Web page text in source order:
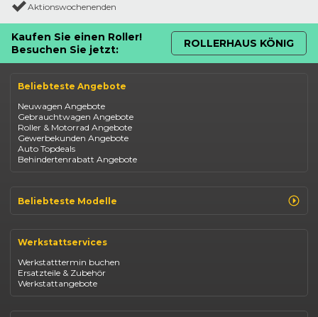
Aktionswochenenden
Kaufen Sie einen Roller!
Besuchen Sie jetzt:
ROLLERHAUS KÖNIG
Beliebteste Angebote
Neuwagen Angebote
Gebrauchtwagen Angebote
Roller & Motorrad Angebote
Gewerbekunden Angebote
Auto Topdeals
Behindertenrabatt Angebote
Beliebteste Modelle
Opel Corsa
Fiat 500
Dacia Duster
Dacia Sandero
Jeep Compass
Werkstattservices
Werkstatttermin buchen
Ersatzteile & Zubehör
Werkstattangebote